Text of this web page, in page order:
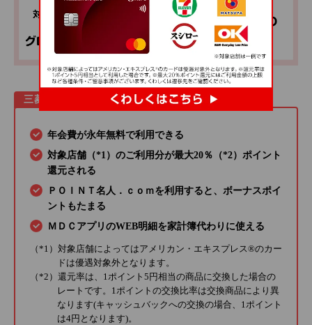
三菱ＵＦＪカードの特長
年会費が永年無料で利用できる
対象店舗（*1）のご利用分が最大20％（*2）ポイント
還元される
ＰＯＩＮＴ名人．ｃｏｍを利用すると、ボーナスポイ
ントもたまる
ＭＤＣアプリのWEB明細を家計簿代わりに使える
（*1）対象店舗によってはアメリカン・エキスプレス®のカー
ドは優遇対象外となります。
（*2）還元率は、1ポイント5円相当の商品に交換した場合の
レートです。1ポイントの交換比率は交換商品により異
なります(キャッシュバックへの交換の場合、1ポイント
は4円となります)。